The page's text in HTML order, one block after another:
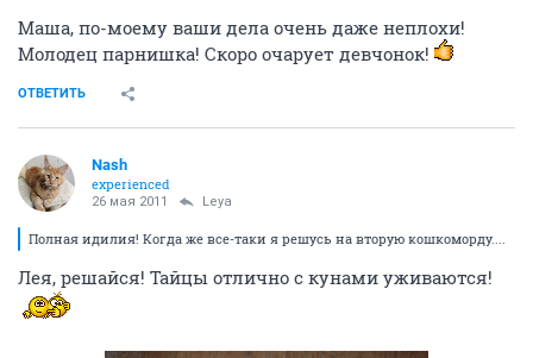
Маша, по-моему ваши дела очень даже неплохи!
Молодец парнишка! Скоро очарует девчонок!
ОТВЕТИТЬ
Nash
experienced
26 мая 2011 Leya
Полная идилия! Когда же все-таки я решусь на вторую кошкоморду....
Лея, решайся! Тайцы отлично с кунами уживаются!